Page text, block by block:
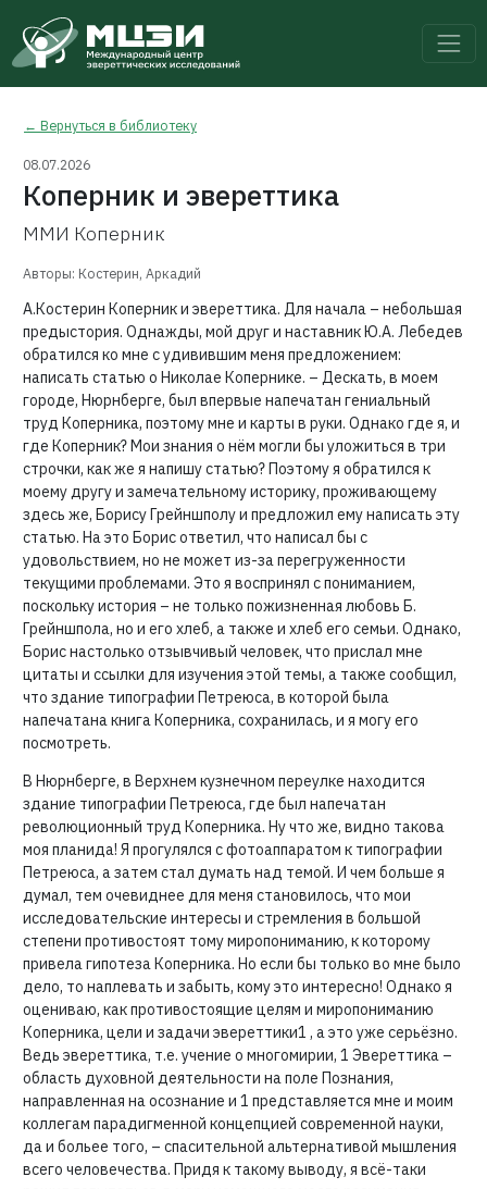
← Вернуться в библиотеку
08.07.2026
Коперник и эвереттика
ММИ Коперник
Авторы: Костерин, Аркадий
А.Костерин Коперник и эвереттика. Для начала – небольшая
предыстория. Однажды, мой друг и наставник Ю.А. Лебедев
обратился ко мне с удивившим меня предложением:
написать статью о Николае Копернике. – Дескать, в моем
городе, Нюрнберге, был впервые напечатан гениальный
труд Коперника, поэтому мне и карты в руки. Однако где я, и
где Коперник? Мои знания о нём могли бы уложиться в три
строчки, как же я напишу статью? Поэтому я обратился к
моему другу и замечательному историку, проживающему
здесь же, Борису Грейншполу и предложил ему написать эту
статью. На это Борис ответил, что написал бы с
удовольствием, но не может из-за перегруженности
текущими проблемами. Это я воспринял с пониманием,
поскольку история – не только пожизненная любовь Б.
Грейншпола, но и его хлеб, а также и хлеб его семьи. Однако,
Борис настолько отзывчивый человек, что прислал мне
цитаты и ссылки для изучения этой темы, а также сообщил,
что здание типографии Петреюса, в которой была
напечатана книга Коперника, сохранилась, и я могу его
посмотреть.
В Нюрнберге, в Верхнем кузнечном переулке находится
здание типографии Петреюса, где был напечатан
революционный труд Коперника. Ну что же, видно такова
моя планида! Я прогулялся с фотоаппаратом к типографии
Петреюса, а затем стал думать над темой. И чем больше я
думал, тем очевиднее для меня становилось, что мои
исследовательские интересы и стремления в большой
степени противостоят тому миропониманию, к которому
привела гипотеза Коперника. Но если бы только во мне было
дело, то наплевать и забыть, кому это интересно! Однако я
оцениваю, как противостоящие целям и миропониманию
Коперника, цели и задачи эвереттики1 , а это уже серьёзно.
Ведь эвереттика, т.е. учение о многомирии, 1 Эвереттика –
область духовной деятельности на поле Познания,
направленная на осознание и 1 представляется мне и моим
коллегам парадигменной концепцией современной науки,
да и больее того, – спасительной альтернативой мышления
всего человечества. Придя к такому выводу, я всё-таки